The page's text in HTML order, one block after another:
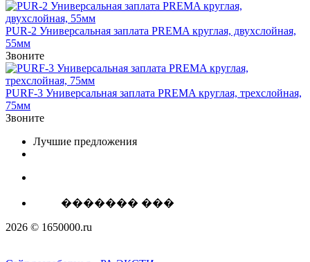
PUR-2 Универсальная заплата PREMA круглая, двухслойная,
55мм
Звоните
PURF-3 Универсальная заплата PREMA круглая, трехслойная,
75мм
Звоните
Лучшие предложения
������� ���
2026 © 1650000.ru